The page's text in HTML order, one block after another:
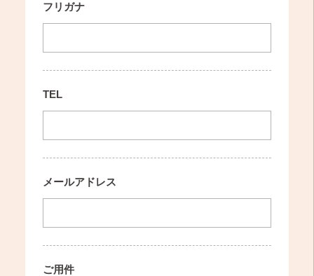
フリガナ
TEL
メールアドレス
ご用件